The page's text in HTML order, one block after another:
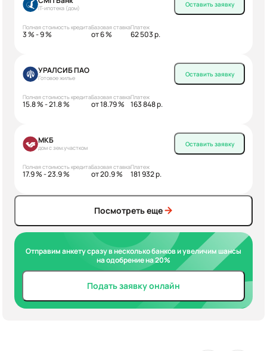
IT-ипотека (дом)
Полная стоимость кредита
3 % - 9 %
Базовая ставка
от 6 %
Платеж
62 503 р.
Оставить заявку
УРАЛСИБ ПАО
Готовое жилье
Полная стоимость кредита
15.8 % - 21.8 %
Базовая ставка
от 18.79 %
Платеж
163 848 р.
Оставить заявку
МКБ
дом с зем.участком
Полная стоимость кредита
17.9 % - 23.9 %
Базовая ставка
от 20.9 %
Платеж
181 932 р.
Оставить заявку
Посмотреть еще
Отправим анкету сразу в несколько банков и увеличим шансы
на одобрение на 20%
Подать заявку онлайн